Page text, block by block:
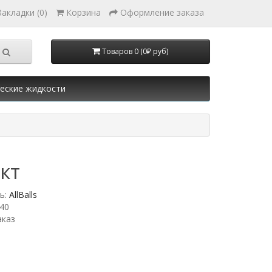
(0) Корзина Оформление заказа
Товаров 0 (0₽ руб)
жидкости
AllBalls